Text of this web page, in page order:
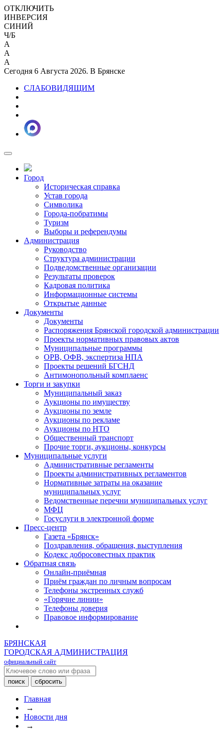
ОТКЛЮЧИТЬ
ИНВЕРСИЯ
СИНИЙ
Ч/Б
A
A
A
Сегодня 6 Августа 2026. В Брянске
СЛАБОВИДЯЩИМ
Город
Историческая справка
Устав города
Символика
Города-побратимы
Туризм
Выборы и референдумы
Администрация
Руководство
Структура администрации
Подведомственные организации
Результаты проверок
Кадровая политика
Информационные системы
Открытые данные
Документы
Документы
Распоряжения Брянской городской администрации
Проекты нормативных правовых актов
Муниципальные программы
ОРВ, ОФВ, экспертиза НПА
Проекты решений БГСНД
Антимонопольный комплаенс
Торги и закупки
Муниципальный заказ
Аукционы по имуществу
Аукционы по земле
Аукционы по рекламе
Аукционы по НТО
Общественный транспорт
Прочие торги, аукционы, конкурсы
Муниципальные услуги
Административные регламенты
Проекты административных регламентов
Нормативные затраты на оказание
муниципальных услуг
Ведомственные перечни муниципальных услуг
МФЦ
Госуслуги в электронной форме
Пресс-центр
Газета «Брянск»
Поздравления, обращения, выступления
Кодекс добросовестных практик
Обратная связь
Онлайн-приёмная
Приём граждан по личным вопросам
Телефоны экстренных служб
«Горячие линии»
Телефоны доверия
Правовое информирование
БРЯНСКАЯ
ГОРОДСКАЯ АДМИНИСТРАЦИЯ
официальный сайт
Главная
→
Новости дня
→